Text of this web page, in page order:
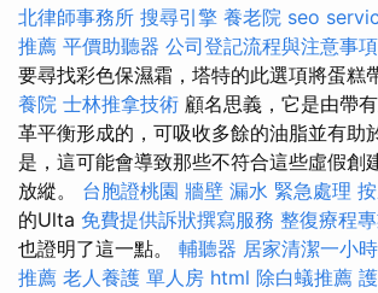
北律師事務所 搜尋引擎 養老院 seo
推薦 平價助聽器 公司登記流程與注意事項
要尋找彩色保濕霜，塔特的此選項將蛋糕
養院 士林推拿技術 顧名思義，它是由帶
革平衡形成的，可吸收多餘的油脂並有助
是，這可能會導致那些不符合這些虛假創
放縱。 台胞證桃園 牆壁 漏水 緊急處理
的Ulta 免費提供訴狀撰寫服務 整復療程
也證明了這一點。 輔聽器 居家清潔一小
推薦 老人養護 單人房 html 除白蟻推薦